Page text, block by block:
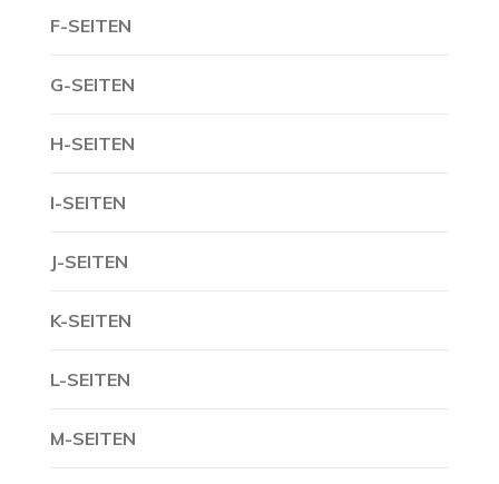
F-SEITEN
G-SEITEN
H-SEITEN
I-SEITEN
J-SEITEN
K-SEITEN
L-SEITEN
M-SEITEN